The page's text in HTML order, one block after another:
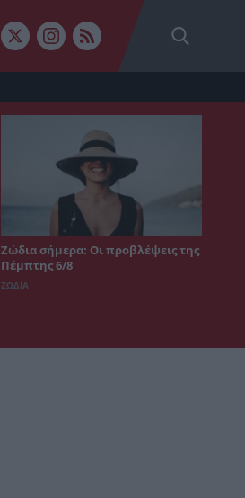
Ζώδια σήμερα: Οι προβλέψεις της
Πέμπτης 6/8
ΖΩΔΙΑ